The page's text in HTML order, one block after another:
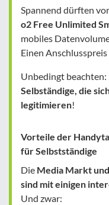
Spannend dürften
o2 Free Unlimited
mobiles
Einen
Unbedingt
Selbständige, die
legitimieren!
Vorteile der
für Selbstständige
Die Media Markt
sind mit einigen
Und zwar: